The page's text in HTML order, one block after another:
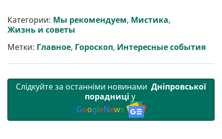
р
и
т
b
o
o
t
e
r
l g
r
s
A
r l
Категории: Мы рекомендуем, Мистика,
Жизнь и советы
Метки: Главное, Гороскоп, Интересные события
Слідкуйте за останніми новинами Дніпровської
порадниці у
GoogleNews